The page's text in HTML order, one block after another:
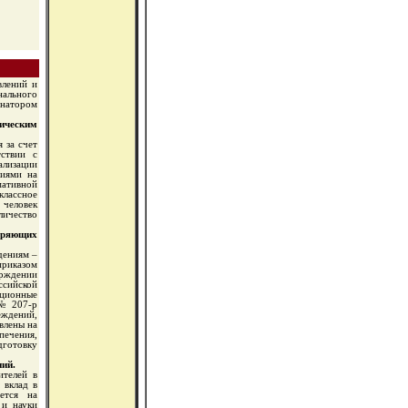
и
за счет
с
на
–
№ 207-р
на
в
вклад в
на
науки